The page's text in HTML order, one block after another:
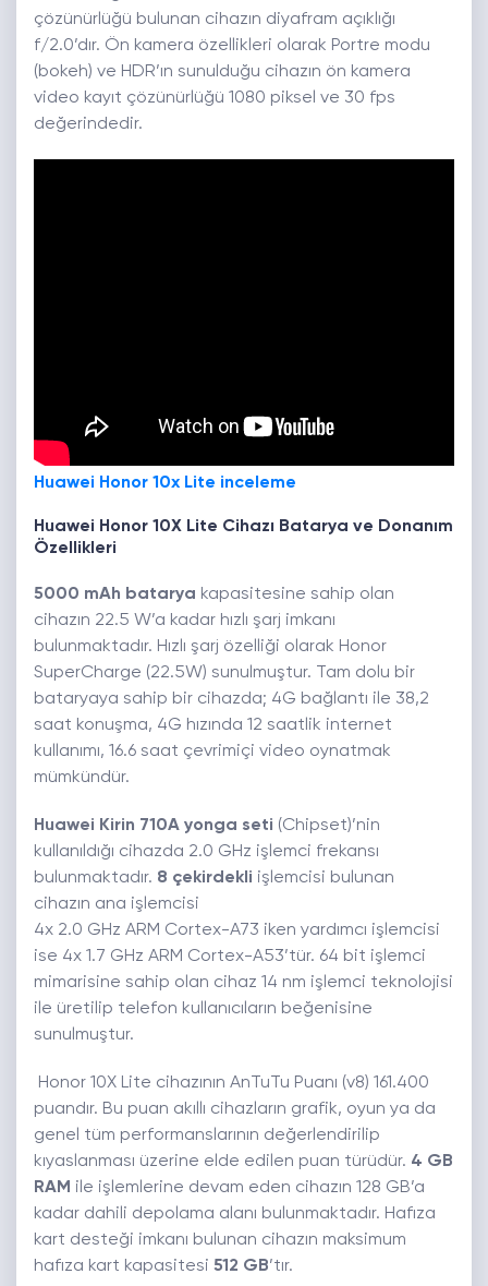
çözünürlüğü bulunan cihazın diyafram açıklığı
f/2.0’dır. Ön kamera özellikleri olarak Portre modu
(bokeh) ve HDR’ın sunulduğu cihazın ön kamera
video kayıt çözünürlüğü 1080 piksel ve 30 fps
değerindedir.
Huawei Honor 10x Lite inceleme
Huawei Honor 10X Lite Cihazı Batarya ve Donanım
Özellikleri
5000 mAh batarya kapasitesine sahip olan
cihazın 22.5 W’a kadar hızlı şarj imkanı
bulunmaktadır. Hızlı şarj özelliği olarak Honor
SuperCharge (22.5W) sunulmuştur. Tam dolu bir
bataryaya sahip bir cihazda; 4G bağlantı ile 38,2
saat konuşma, 4G hızında 12 saatlik internet
kullanımı, 16.6 saat çevrimiçi video oynatmak
mümkündür.
Huawei Kirin 710A yonga seti (Chipset)’nin
kullanıldığı cihazda 2.0 GHz işlemci frekansı
bulunmaktadır. 8 çekirdekli işlemcisi bulunan
cihazın ana işlemcisi
4x 2.0 GHz ARM Cortex-A73 iken yardımcı işlemcisi
ise 4x 1.7 GHz ARM Cortex-A53’tür. 64 bit işlemci
mimarisine sahip olan cihaz 14 nm işlemci teknolojisi
ile üretilip telefon kullanıcıların beğenisine
sunulmuştur.
Honor 10X Lite cihazının AnTuTu Puanı (v8) 161.400
puandır. Bu puan akıllı cihazların grafik, oyun ya da
genel tüm performanslarının değerlendirilip
kıyaslanması üzerine elde edilen puan türüdür. 4 GB
RAM ile işlemlerine devam eden cihazın 128 GB’a
kadar dahili depolama alanı bulunmaktadır. Hafıza
kart desteği imkanı bulunan cihazın maksimum
hafıza kart kapasitesi 512 GB’tır.